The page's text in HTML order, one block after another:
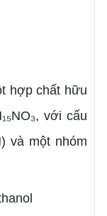
hợp chất hữu
với cấu
và một nhóm